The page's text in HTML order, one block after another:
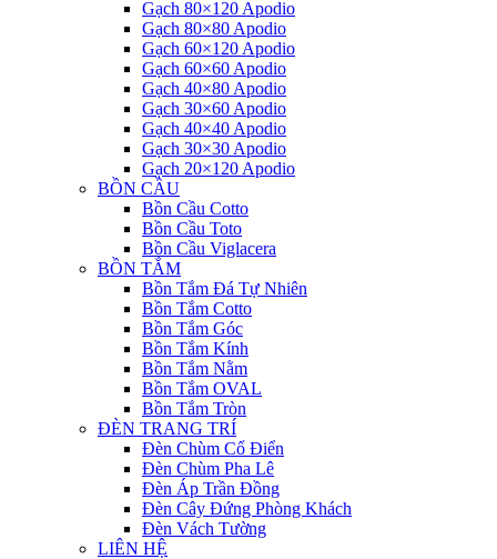
Gạch 80×120 Apodio
Gạch 80×80 Apodio
Gạch 60×120 Apodio
Gạch 60×60 Apodio
Gạch 40×80 Apodio
Gạch 30×60 Apodio
Gạch 40×40 Apodio
Gạch 30×30 Apodio
Gạch 20×120 Apodio
BỒN CẦU
Bồn Cầu Cotto
Bồn Cầu Toto
Bồn Cầu Viglacera
BỒN TẮM
Bồn Tắm Đá Tự Nhiên
Bồn Tắm Cotto
Bồn Tắm Góc
Bồn Tắm Kính
Bồn Tắm Nằm
Bồn Tắm OVAL
Bồn Tắm Tròn
ĐÈN TRANG TRÍ
Đèn Chùm Cổ Điển
Đèn Chùm Pha Lê
Đèn Áp Trần Đồng
Đèn Cây Đứng Phòng Khách
Đèn Vách Tường
LIÊN HỆ